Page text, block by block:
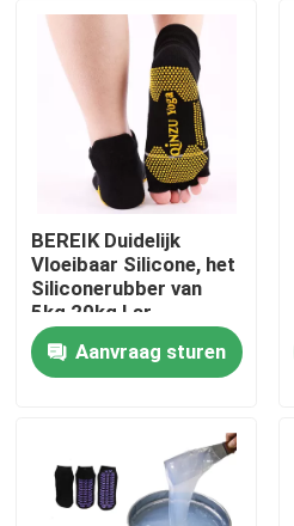
Producten
Ongeveer ons
Kwaliteitscontrole
BEREIK Duidelijk
Vloeibaar Silicone, het
Siliconerubber van
5kg 20kg Lsr
Aanvraag sturen